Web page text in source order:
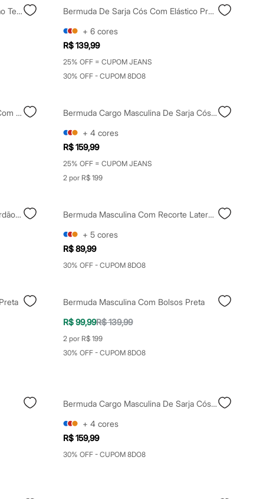
Bermuda Reta Masculina De Algodão Texturizada - Preto
Bermuda De Sarja Cós Com Elástico Preta
+ 6 cores
R$ 139,99
25% OFF = CUPOM JEANS
30% OFF - CUPOM 8DO8
Bermuda Reta Masculina De Sarja Com Elástico Preta
Bermuda Cargo Masculina De Sarja Cós Elástico Bege
+ 4 cores
R$ 159,99
25% OFF = CUPOM JEANS
2 por R$ 199
Bermuda De Sarja Com Elástico Cordão E Bolsos Preta
Bermuda Masculina Com Recorte Lateral Preta
+ 5 cores
R$ 89,99
30% OFF - CUPOM 8DO8
Bermuda Masculina Com Bolsos Preta
R$ 99,99R$ 139,99
2 por R$ 199
30% OFF - CUPOM 8DO8
Bermuda Cargo Masculina De Sarja Cós Elástico Marrom
+ 4 cores
R$ 159,99
30% OFF - CUPOM 8DO8